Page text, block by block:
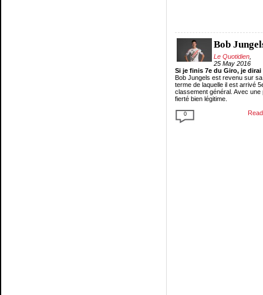
Bob
Le Quotidien
25 May 2016
Si je finis 7e du Giro, je dirai
Bob Jungels est revenu sur
terme de laquelle il est arrivé
classement général. Avec une
fierté bien légitime.
0